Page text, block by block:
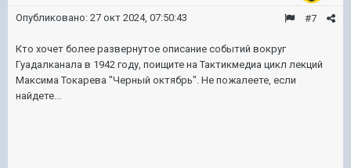
#7
Опубликовано: 27 окт 2024, 07:50:43
Кто хочет более развернутое описание событий вокруг
Гуадалканала в 1942 году, поищите на Тактикмедиа цикл лекций
Максима Токарева "Черный октябрь". Не пожалеете, если
найдете...